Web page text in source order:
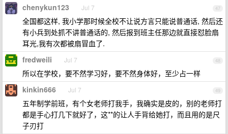
47
chenykun123 Jul 7
全国都这样, 我小学那时候全校不让说方言只能说普通话, 然后还
有小兵到处抓不讲普通话的, 然后报到班主任那边就直接怼脸扇
耳光,我有次都被扇冒血了.
48
fredweili Jul 7
所以在学校，要不然学习好，要不然身体好，至少占一样
49
kinkin666 Jul 7
五年制学前班，有个女老师打我手，我确实是皮的，别的老师打
都是手心打几下就好了，这**的让人手背给她打，而且用的是尺
子刃打